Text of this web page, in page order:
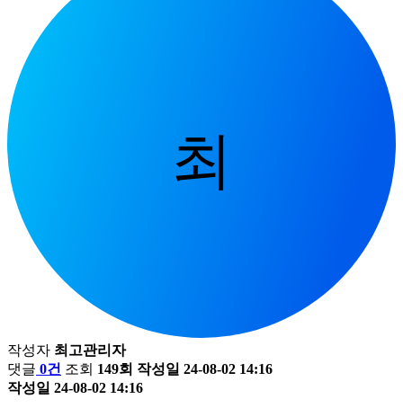
최
작성자 최고관리자
댓글 0건 조회 149회 작성일 24-08-02 14:16
작성일 24-08-02 14:16